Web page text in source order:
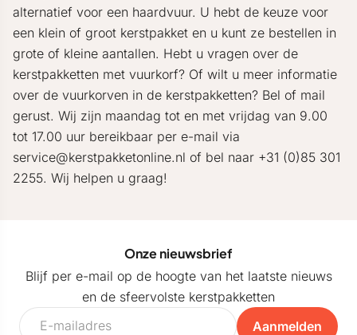
alternatief voor een haardvuur. U hebt de keuze voor
een klein of groot kerstpakket en u kunt ze bestellen in
grote of kleine aantallen. Hebt u vragen over de
kerstpakketten met vuurkorf? Of wilt u meer informatie
over de vuurkorven in de kerstpakketten? Bel of mail
gerust. Wij zijn maandag tot en met vrijdag van 9.00
tot 17.00 uur bereikbaar per e-mail via
service@kerstpakketonline.nl of bel naar +31 (0)85 301
2255. Wij helpen u graag!
Onze nieuwsbrief
Blijf per e-mail op de hoogte van het laatste nieuws
en de sfeervolste kerstpakketten
Aanmelden